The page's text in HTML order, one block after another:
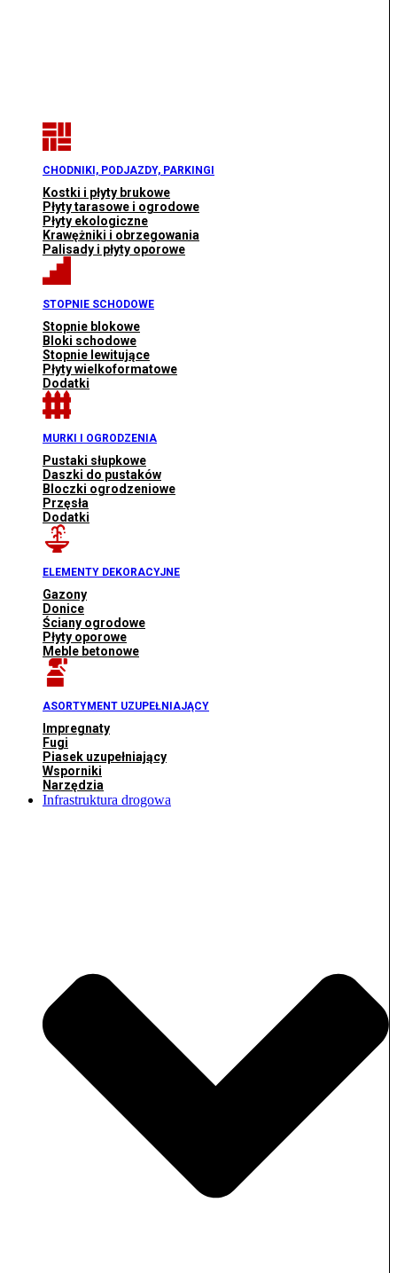
CHODNIKI, PODJAZDY, PARKINGI
Kostki i płyty brukowe
Płyty tarasowe i ogrodowe
Płyty ekologiczne
Krawężniki i obrzegowania
Palisady i płyty oporowe
STOPNIE SCHODOWE
Stopnie blokowe
Bloki schodowe
Stopnie lewitujące
Płyty wielkoformatowe
Dodatki
MURKI I OGRODZENIA
Pustaki słupkowe
Daszki do pustaków
Bloczki ogrodzeniowe
Przęsła
Dodatki
ELEMENTY DEKORACYJNE
Gazony
Donice
Ściany ogrodowe
Płyty oporowe
Meble betonowe
ASORTYMENT UZUPEŁNIAJĄCY
Impregnaty
Fugi
Piasek uzupełniający
Wsporniki
Narzędzia
Infrastruktura drogowa